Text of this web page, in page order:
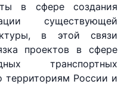
в сфере создания
существующей
в этой связи
проектов в сфере
транспортных
территориям России и